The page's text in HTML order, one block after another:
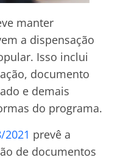
manter
a dispensação
Isso inclui
documento
e demais
do programa.
2021 prevê a
de documentos